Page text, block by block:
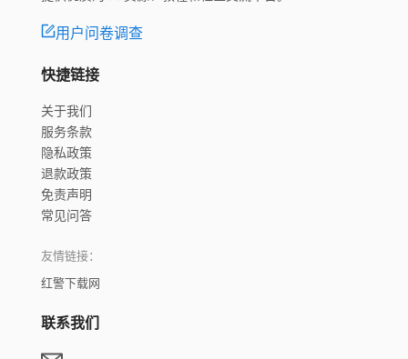
用户问卷调查
快捷链接
关于我们
服务条款
隐私政策
退款政策
免责声明
常见问答
友情链接：
红警下载网
联系我们